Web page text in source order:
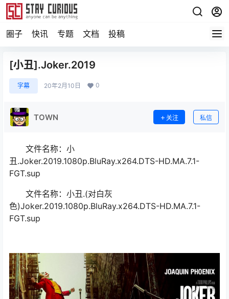
圈子 快讯 专题 文档 投稿
[小丑].Joker.2019
字幕 20年2月10日 0
TOWN 关注 私信
文件名称：小
丑.Joker.2019.1080p.BluRay.x264.DTS-HD.MA.7.1-
FGT.sup
文件名称：小丑.(对白灰
色)Joker.2019.1080p.BluRay.x264.DTS-HD.MA.7.1-
FGT.sup